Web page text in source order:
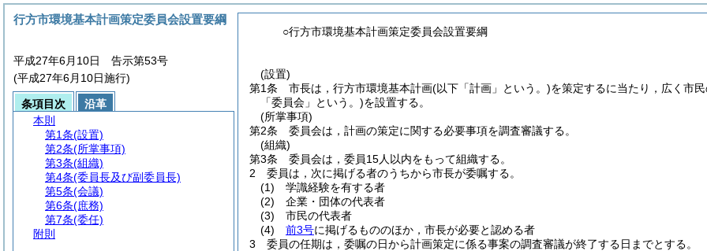
○行方市環境基本計画策定委員会設置要綱
(設置)
第1条
市長は，行方市環境基本計画(以下「計画」という。)を策定するに当たり，広く市
「委員会」という。)を設置する。
(所掌事項)
第2条
委員会は，計画の策定に関する必要事項を調査審議する。
(組織)
第3条
委員会は，委員15人以内をもって組織する。
2
委員は，次に掲げる者のうちから市長が委嘱する。
(1)
学識経験を有する者
(2)
企業・団体の代表者
(3)
市民の代表者
(4)
前3号に掲げるもののほか，市長が必要と認める者
3
委員の任期は，委嘱の日から計画策定に係る事案の調査審議が終了する日までとする。
行方市環境基本計画策定委員会設置要綱
平成27年6月10日 告示第53号
(平成27年6月10日施行)
条項目次
沿革
本則
第1条(設置)
第2条(所掌事項)
第3条(組織)
第4条(委員長及び副委員長)
第5条(会議)
第6条(庶務)
第7条(委任)
附則